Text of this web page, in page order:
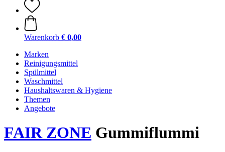
Warenkorb € 0,00
Marken
Reinigungsmittel
Spülmittel
Waschmittel
Haushaltswaren & Hygiene
Themen
Angebote
FAIR ZONE Gummiflummi